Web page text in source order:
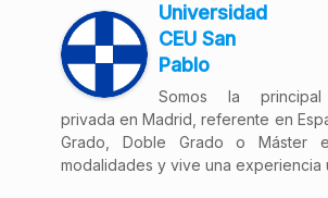
Universidad
CEU San
Pablo
Somos la principal
privada en Madrid, referente en
Grado, Doble Grado o Máster
modalidades y vive una experiencia